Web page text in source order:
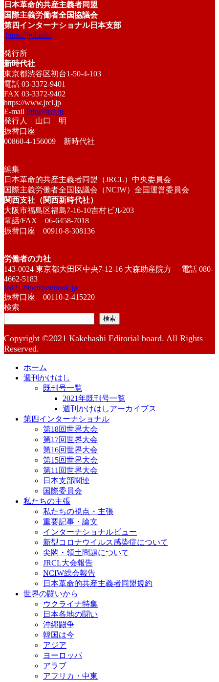
日本革命的共産主義者同盟
国際主義労働者全国協議会
第四インターナショナル日本支部
https://jrcl.info/
発行所
新時代社
東京都渋谷区初台1-50-4-103
電話 03-3372-9401
FAX 03-3372-9402
https://www.jrcl.jp
E-mail info@jrcl.jp
発行人 山口 明
振替口座
00860-4-156009 新時代社
編集
日本革命的共産主義者同盟（JRCL）中央委員会
国際主義労働者全国協議会（NCIW）全国運営委員会
関西支社（関西新時代社）
大阪市福島区福島7-16-10吉村ビル203
電話/FAX 06-6458-7018
振替口座 00910-8-308136
労働者の力社
143-0024 東京都大田区中央7-12-16 大森助産院方 電話 080-
4662-5183
red2129oct@outlook.jp
振替口座 00110-2-415220
検索
検索
Copyright ©2021 Kakehashi Editorial board. All Rights
Reserved.
ホーム
週刊かけはし
既刊号一覧
2021年既刊号一覧
週刊かけはしアーカイブス
第四インターナショナル
第18回世界大会
第17回世界大会
第16回世界大会
第15回世界大会
第11回世界大会
日本支部関連
国際委員会
私たちの主張
私たちの視点・主張
重要記事・論文
インターナショナルビュー
新型コロナウイルス感染症について
尖閣・領土問題について
JRCL大会報告
NCIW総会報告
日本革命的共産主義者同盟規約
世界の闘いから
ウクライナ特集
日本各地の闘い
沖縄闘争
韓国は今
アジア
ヨーロッパ
アラブ
アフリカ・中東